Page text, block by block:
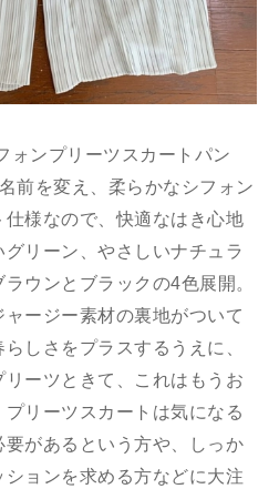
ォンプリーツスカートパン
前を変え、柔らかなシフォン
様なので、快適なはき心地
リーン、やさしいナチュラ
ウンとブラックの4色展開。
ージー素材の裏地がついて
しさをプラスするうえに、
ーツときて、これはもうお
リーツスカートは気になる
があるという方や、しっか
ョンを求める方などに大注